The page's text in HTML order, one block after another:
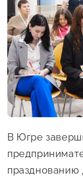
Новости
Онлайн-
Социальные
Бизнес Югра"
Меры
поддержки
В Югре
празднованию